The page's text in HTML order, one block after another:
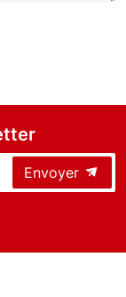
Envoyer